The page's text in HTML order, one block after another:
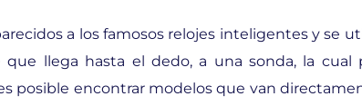
a los famosos relojes inteligentes y se
llega hasta el dedo, a una sonda, la
posible encontrar modelos que van